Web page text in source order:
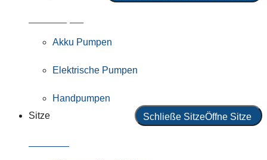
Akku Pumpen
Elektrische Pumpen
Handpumpen
Sitze
Schließe SitzeÖffne Sitze